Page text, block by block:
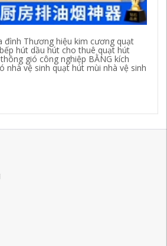
đình Thương hiệu kim cương quạt
hút dầu hút cho thuê quạt hút
gió công nghiệp BẰNG kích
nhà vệ sinh quạt hút mùi nhà vệ sinh